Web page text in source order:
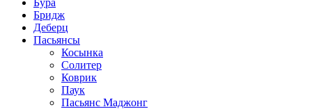
Бура
Бридж
Деберц
Пасьянсы
Косынка
Солитер
Коврик
Паук
Пасьянс Маджонг